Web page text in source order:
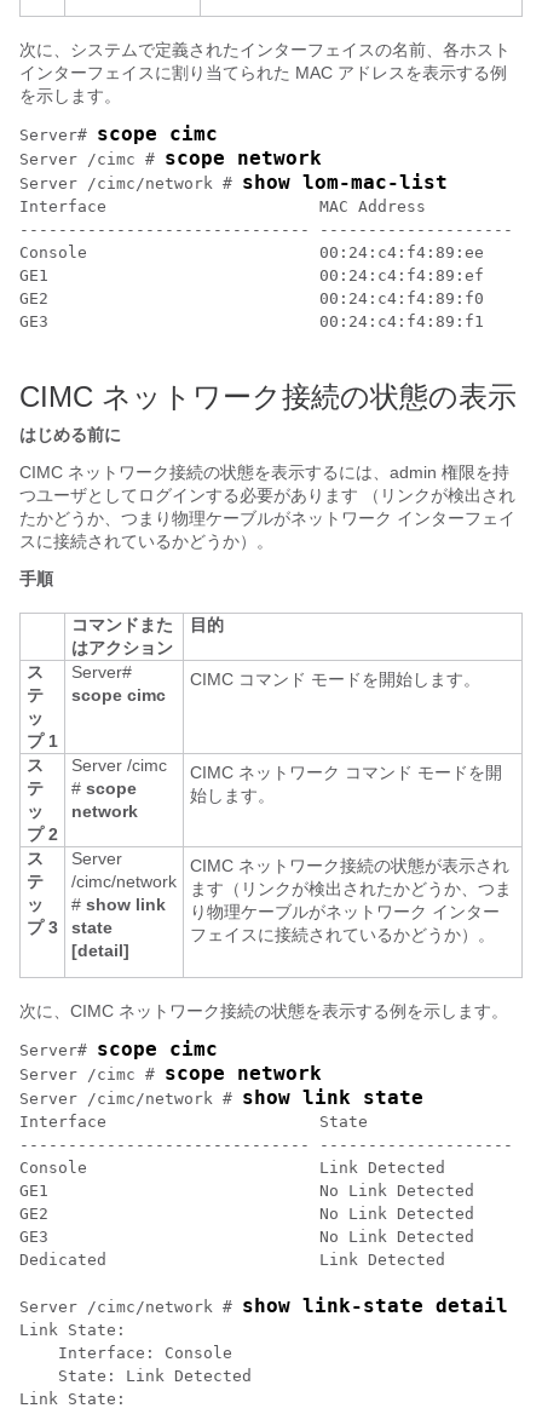
次に、システムで定義されたインターフェイスの名前、各ホスト
インターフェイスに割り当てられた MAC アドレスを表示する例
を示します。
Server# scope cimc
Server /cimc # scope network
Server /cimc/network # show lom-mac-list
Interface                      MAC Address
------------------------------ --------------------
Console                        00:24:c4:f4:89:ee
GE1                            00:24:c4:f4:89:ef
GE2                            00:24:c4:f4:89:f0
GE3                            00:24:c4:f4:89:f1
CIMC ネットワーク接続の状態の表示
はじめる前に
CIMC ネットワーク接続の状態を表示するには、admin 権限を持
つユーザとしてログインする必要があります （リンクが検出され
たかどうか、つまり物理ケーブルがネットワーク インターフェイ
スに接続されているかどうか）。
手順
コマンドまた
はアクション
目的
ス
テ
ッ
プ 1
Server#
scope cimc
CIMC コマンド モードを開始します。
ス
テ
ッ
プ 2
Server /cimc
# scope
network
CIMC ネットワーク コマンド モードを開
始します。
ス
テ
ッ
プ 3
Server
/cimc/network
# show link
state
[detail]
CIMC ネットワーク接続の状態が表示され
ます（リンクが検出されたかどうか、つま
り物理ケーブルがネットワーク インター
フェイスに接続されているかどうか）。
次に、CIMC ネットワーク接続の状態を表示する例を示します。
Server# scope cimc
Server /cimc # scope network
Server /cimc/network # show link state
Interface                      State
------------------------------ --------------------
Console                        Link Detected
GE1                            No Link Detected
GE2                            No Link Detected
GE3                            No Link Detected
Dedicated                      Link Detected
Server /cimc/network # show link-state detail
Link State:
    Interface: Console
    State: Link Detected
Link State: